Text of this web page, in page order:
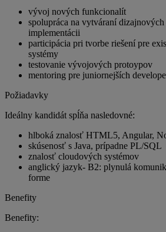
vývoj nových funkcionalít
spolupráca na vytváraní
implementácii
participácia pri tvorbe riešení pre
systémy
testovanie vývojových protoypov
mentoring pre juniornejších
Požiadavky
Ideálny kandidát spĺňa nasledovné:
hlboká znalosť HTML5, Angular,
skúsenosť s Java, prípadne PL/SQL
znalosť cloudových systémov
anglický jazyk- B2: plynulá
forme
Benefity
Benefity: